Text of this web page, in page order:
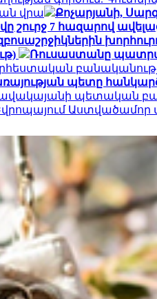
վրա
Քոչարյանի,
շուրջ 7 հազարով
Ռուսաստանը
պետը
պետական